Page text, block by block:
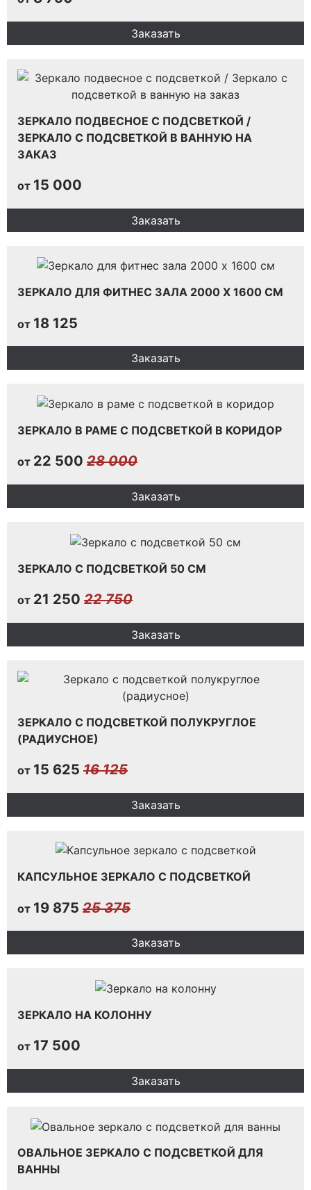
Заказать
ЗЕРКАЛО ПОДВЕСНОЕ С ПОДСВЕТКОЙ /
ЗЕРКАЛО С ПОДСВЕТКОЙ В ВАННУЮ НА
ЗАКАЗ
от 15 000
Заказать
ЗЕРКАЛО ДЛЯ ФИТНЕС ЗАЛА 2000 Х 1600 СМ
от 18 125
Заказать
ЗЕРКАЛО В РАМЕ С ПОДСВЕТКОЙ В КОРИДОР
от 22 500 28 000
Заказать
ЗЕРКАЛО С ПОДСВЕТКОЙ 50 СМ
от 21 250 22 750
Заказать
ЗЕРКАЛО С ПОДСВЕТКОЙ ПОЛУКРУГЛОЕ
(РАДИУСНОЕ)
от 15 625 16 125
Заказать
КАПСУЛЬНОЕ ЗЕРКАЛО С ПОДСВЕТКОЙ
от 19 875 25 375
Заказать
ЗЕРКАЛО НА КОЛОННУ
от 17 500
Заказать
ОВАЛЬНОЕ ЗЕРКАЛО С ПОДСВЕТКОЙ ДЛЯ
ВАННЫ